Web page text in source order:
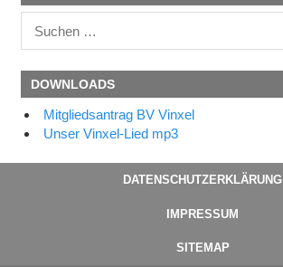
nach:
DOWNLOADS
Mitgliedsantrag BV Vinxel
Unser Vinxel-Lied mp3
DATENSCHUTZERKLÄRUNG
IMPRESSUM
SITEMAP